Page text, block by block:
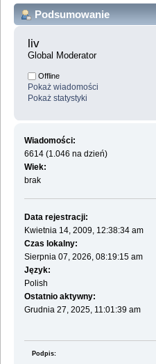
Podsumowanie
liv
Global Moderator
Offline
Pokaż wiadomości
Pokaż statystyki
Wiadomości:
6614 (1.046 na dzień)
Wiek:
brak
Data rejestracji:
Kwietnia 14, 2009, 12:38:34 am
Czas lokalny:
Sierpnia 07, 2026, 08:19:15 am
Język:
Polish
Ostatnio aktywny:
Grudnia 27, 2025, 11:01:39 am
Podpis: